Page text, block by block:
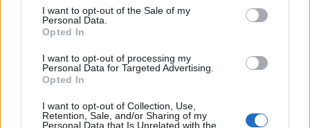
consent section.
I want to opt-out of the Sale of my
Personal Data.
Opted In
I want to opt-out of processing my
Personal Data for Targeted Advertising.
Opted In
I want to opt-out of Collection, Use,
Retention, Sale, and/or Sharing of my
Personal Data that Is Unrelated with the
πανδημία του νέου κορονοϊού το 2020 (-1,9%).
Μόνο η ανατολική Ευρώπη αναμένεται να δει το
ΑΕΠ της να καταρρέει (-30,7%), ενώ προτού αρχίσει